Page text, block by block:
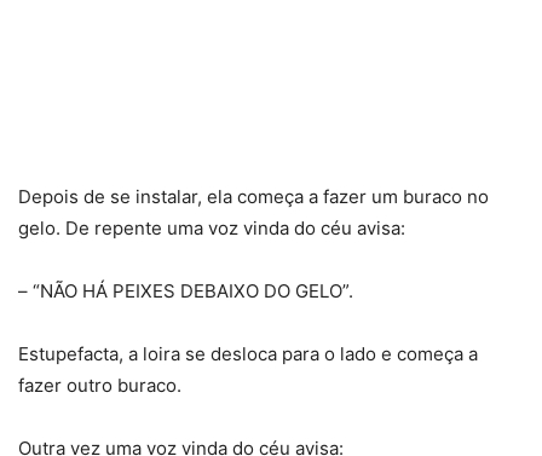
Depois de se instalar, ela começa a fazer um buraco no
gelo. De repente uma voz vinda do céu avisa:
– “NÃO HÁ PEIXES DEBAIXO DO GELO”.
Estupefacta, a loira se desloca para o lado e começa a
fazer outro buraco.
Outra vez uma voz vinda do céu avisa: